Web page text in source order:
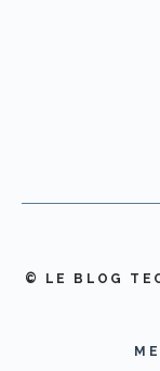
© LE BLOG